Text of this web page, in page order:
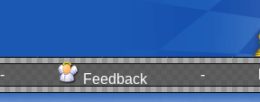
- Feedback -